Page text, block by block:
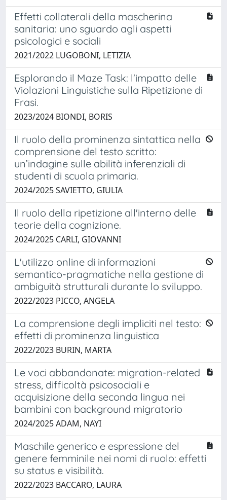
Effetti collaterali della mascherina
sanitaria: uno sguardo agli aspetti
psicologici e sociali
2021/2022 LUGOBONI, LETIZIA
Esplorando il Maze Task: l'impatto delle
Violazioni Linguistiche sulla Ripetizione di
Frasi.
2023/2024 BIONDI, BORIS
Il ruolo della prominenza sintattica nella
comprensione del testo scritto:
un’indagine sulle abilità inferenziali di
studenti di scuola primaria.
2024/2025 SAVIETTO, GIULIA
Il ruolo della ripetizione all'interno delle
teorie della cognizione.
2024/2025 CARLI, GIOVANNI
L'utilizzo online di informazioni
semantico-pragmatiche nella gestione di
ambiguità strutturali durante lo sviluppo.
2022/2023 PICCO, ANGELA
La comprensione degli impliciti nel testo:
effetti di prominenza linguistica
2022/2023 BURIN, MARTA
Le voci abbandonate: migration-related
stress, difficoltà psicosociali e
acquisizione della seconda lingua nei
bambini con background migratorio
2024/2025 ADAM, NAYI
Maschile generico e espressione del
genere femminile nei nomi di ruolo: effetti
su status e visibilità.
2022/2023 BACCARO, LAURA